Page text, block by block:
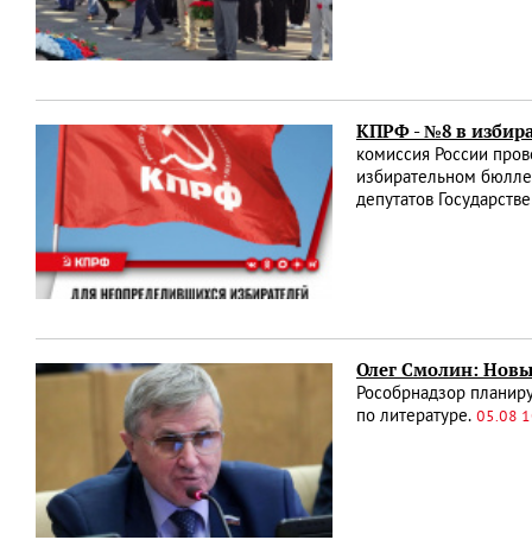
КПРФ - №8 в
комиссия России
избирательном
депутатов
Олег Смолин:
Рособрнадзор
по литературе. 05.08